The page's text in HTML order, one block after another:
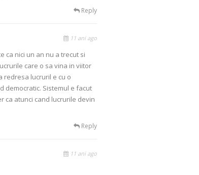
Reply
11 ani ago
ca nici un an nu a trecut si
care o sa vina in viitor
redresa lucruril e cu o
democratic. Sistemul e facut
ca atunci cand lucrurile devin
Reply
11 ani ago